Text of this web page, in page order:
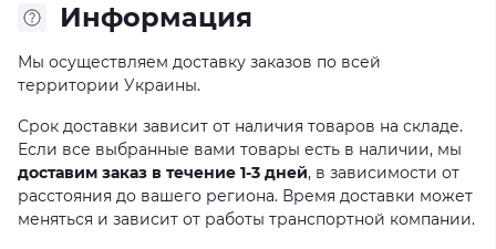
Информация
Мы осуществляем доставку заказов по всей
территории Украины.
Срок доставки зависит от наличия товаров на складе.
Если все выбранные вами товары есть в наличии, мы
доставим заказ в течение 1-3 дней, в зависимости от
расстояния до вашего региона. Время доставки может
меняться и зависит от работы транспортной компании.